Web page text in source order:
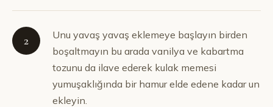
2
Unu yavaş yavaş eklemeye başlayın birden
boşaltmayın bu arada vanilya ve kabartma
tozunu da ilave ederek kulak memesi
yumuşaklığında bir hamur elde edene kadar un
ekleyin.